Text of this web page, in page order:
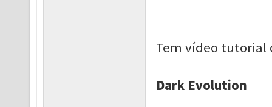
Tem vídeo tutorial
Dark Evolution